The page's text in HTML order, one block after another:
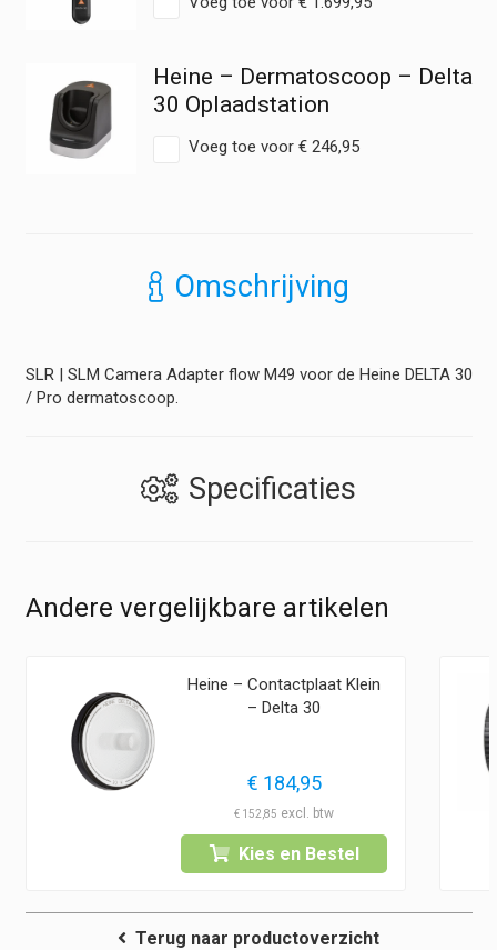
Heine – Dermatoscoop – Delta
30 Oplaadstation
Voeg toe voor €246,95
Omschrijving
SLR | SLM Camera Adapter flow M49 voor de Heine DELTA 30
/ Pro dermatoscoop.
Specificaties
Andere vergelijkbare artikelen
Heine – Contactplaat Klein
– Delta 30
€ 184,95
€ 152,85
Kies en Bestel
Terug naar productoverzicht